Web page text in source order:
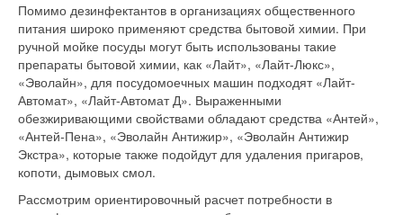
Помимо дезинфектантов в организациях общественного
питания широко применяют средства бытовой химии. При
ручной мойке посуды могут быть использованы такие
препараты бытовой химии, как «Лайт», «Лайт-Люкс»,
«Эволайн», для посудомоечных машин подходят «Лайт-
Автомат», «Лайт-Автомат Д». Выраженными
обезжиривающими свойствами обладают средства «Антей»,
«Антей-Пена», «Эволайн Антижир», «Эволайн Антижир
Экстра», которые также подойдут для удаления пригаров,
копоти, дымовых смол.
Рассмотрим ориентировочный расчет потребности в